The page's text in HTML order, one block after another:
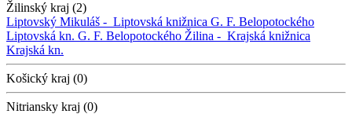
Žilinský kraj (2)
Liptovský Mikuláš - Liptovská knižnica G. F. Belopotockého
Liptovská kn. G. F. Belopotockého Žilina - Krajská knižnica
Krajská kn.
Košický kraj (0)
Nitriansky kraj (0)